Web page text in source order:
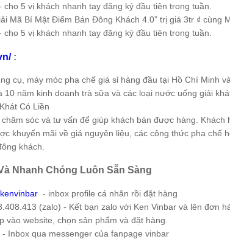
cho 5 vị khách nhanh tay đăng ký đầu tiên trong tuần.
Mã Bí Mật Điểm Bán Đông Khách 4.0” trị giá 3tr ₫ cùng
cho 5 vị khách nhanh tay đăng ký đầu tiên trong tuần.
:
cụ, máy móc pha chế giá sỉ hàng đầu tại Hồ Chí Minh
10 năm kinh doanh trà sữa và các loại nước uống giải
Có Liền
sóc và tư vấn để giúp khách bán được hàng. Khách
khuyến mãi về giá nguyên liệu, các công thức pha chế
khách.
Nhanh Chóng Luôn Sẵn Sàng
- inbox profile cá nhân rồi đặt hàng
(zalo) - Kết bạn zalo với Ken Vinbar và lên đơn
vào website, chọn sản phẩm và đặt hàng.
- Inbox qua messenger của fanpage vinbar